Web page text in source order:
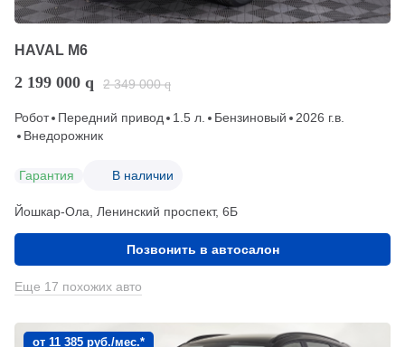
HAVAL M6
2 199 000 q 2 349 000 q
Робот Передний привод 1.5 л. Бензиновый
2026 г.в.
Внедорожник
Гарантия В наличии
Йошкар-Ола, Ленинский проспект, 6Б
Позвонить в автосалон
Еще 17 похожих авто
от 11 385 руб./мес.*